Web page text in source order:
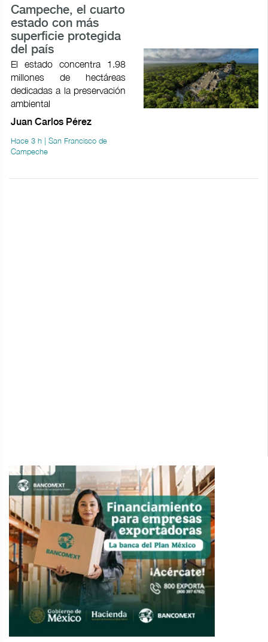
Campeche, el cuarto
estado con más
superficie protegida
del país
El estado concentra 1.98
millones de hectáreas
dedicadas a la preservación
ambiental
Juan Carlos Pérez
Hace 3 h | San Francisco de
Campeche